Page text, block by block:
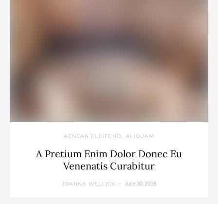
AENEAN ELEIFEND ALIQUAM
A Pretium Enim Dolor Donec Eu
Venenatis Curabitur
JOANNA WELLICK June 30, 2018